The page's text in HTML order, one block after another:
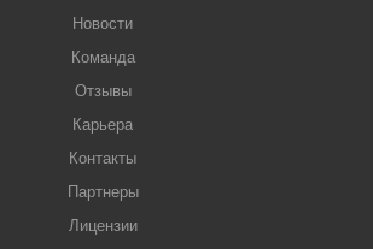
Новости
Команда
Отзывы
Карьера
Контакты
Партнеры
Лицензии